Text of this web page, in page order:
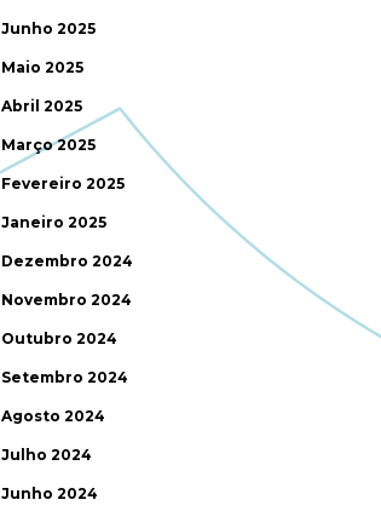
Junho 2025
Maio 2025
Abril 2025
Março 2025
Fevereiro 2025
Janeiro 2025
Dezembro 2024
Novembro 2024
Outubro 2024
Setembro 2024
Agosto 2024
Julho 2024
Junho 2024